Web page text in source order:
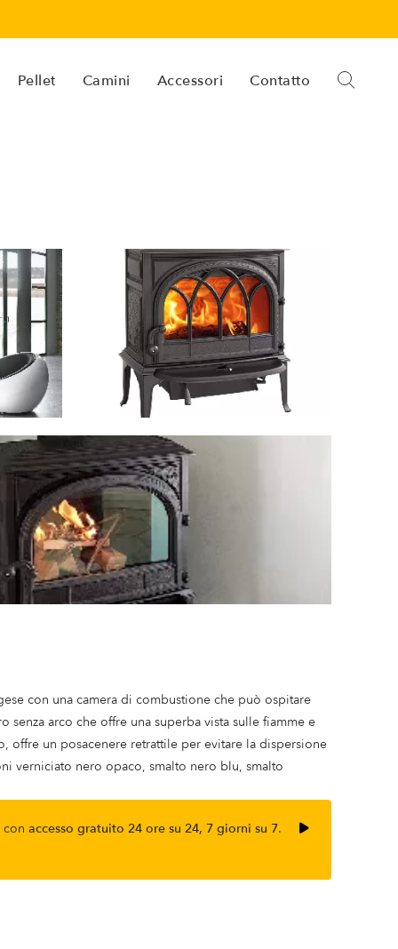
Pellet Camini Accessori Contatto
con una camera di combustione che può ospitare
senza arco che offre una superba vista sulle fiamme e
offre un posacenere retrattile per evitare la dispersione
verniciato nero opaco, smalto nero blu, smalto
con accesso gratuito 24 ore su 24, 7 giorni su 7.